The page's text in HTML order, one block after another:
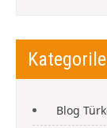
Blog